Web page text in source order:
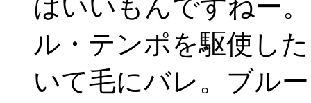
はいいもんですねー
ル・テンポを駆使し
いて毛にバレ。ブル